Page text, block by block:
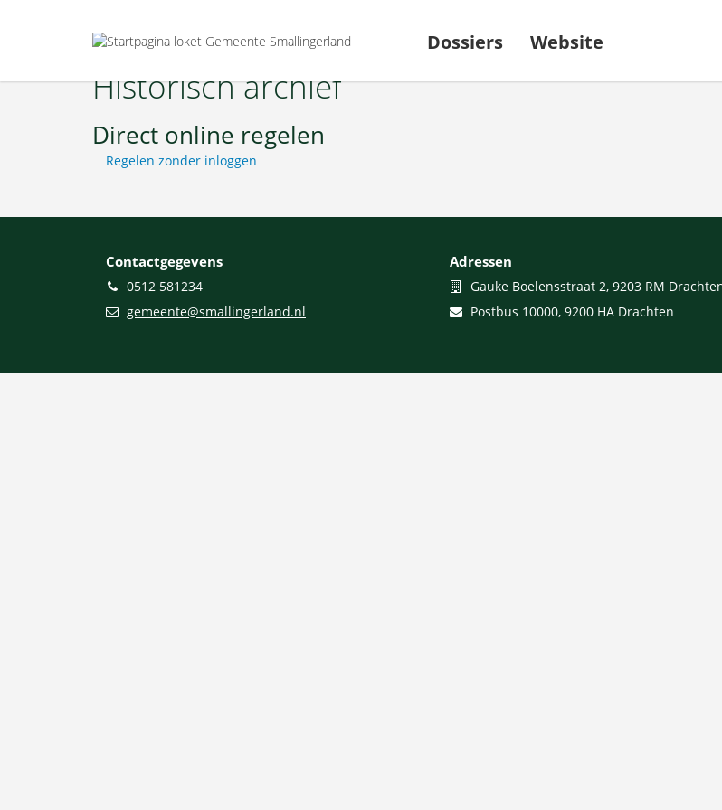
Dossiers Website
Historisch archief
Direct online regelen
Regelen zonder inloggen
Contactgegevens
Telefoon
0512 581234
E-
gemeente@smallingerland.nl
Adressen
Bezoekadres
Gauke Boelensstraat 2, 9203 RM
Postadres
Postbus 10000, 9200 HA Drachten